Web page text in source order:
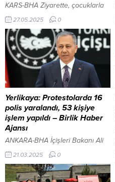
KARS-BHA Ziyarette, çocuklarla
sohbet eden Çalkın, onların dini
eğitimlerine destek veren
hocalara teşekkür etti. Ziyaret
sırasında yaptığı konuşmada,
eğitiminin önemine değinen
Çalkın, “Cenab-ı Allah,
evlatlarımızı vatanımıza,
milletimize ve ailelerine hayırlı
eylesin” dileğinde bulundu.
Küçük yaşlardan itibaren dini
değerlerle yetişen nesillerin,
geleceğe sağlam adımlarla
yürüyebileceğini belirten Çalkın,
bu tür eğitim faaliyetlerinin...
27.05.2025 0
Yerlikaya: Protestolarda 16
polis yaralandı, 53 kişiye
işlem yapıldı – Birlik Haber
Ajansı
ANKARA-BHA İçişleri Bakanı Ali
Yerlikaya, dün gerçekleşen
protestolarda 16 polisin
yaralandığını ve 53 kişi hakkında
21.03.2025 0